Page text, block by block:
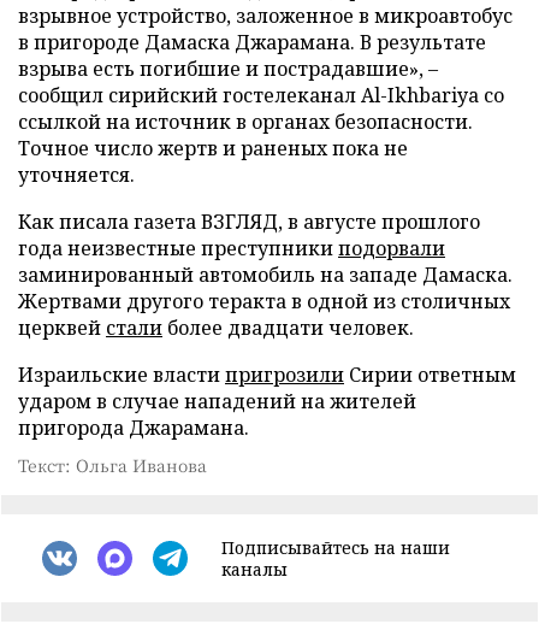
взрывное устройство, заложенное в микроавтобус
в пригороде Дамаска Джарамана. В результате
взрыва есть погибшие и пострадавшие», –
сообщил сирийский гостелеканал Al-Ikhbariya со
ссылкой на источник в органах безопасности.
Точное число жертв и раненых пока не
уточняется.
Как писала газета ВЗГЛЯД, в августе прошлого
года неизвестные преступникиподорвали
заминированный автомобиль на западе Дамаска.
Жертвами другого теракта в одной из столичных
церквей стали более двадцати человек.
Израильские властипригрозили Сирии ответным
ударом в случае нападений на жителей
пригорода Джарамана.
Текст: Ольга Иванова
Подписывайтесь на наши
каналы